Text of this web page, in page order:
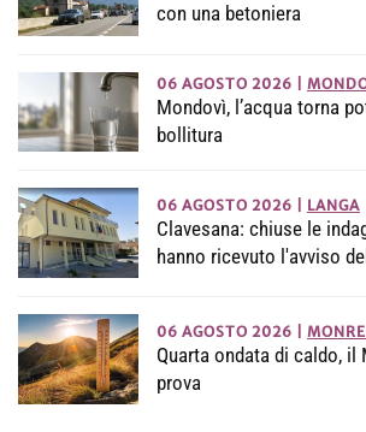
con una betoniera
06 AGOSTO 2026
Mondovì, l’acqua torna
bollitura
06 AGOSTO 2026 LANGA
Clavesana: chiuse le
hanno ricevuto l'avviso
06 AGOSTO 2026
Quarta ondata di caldo, il
prova